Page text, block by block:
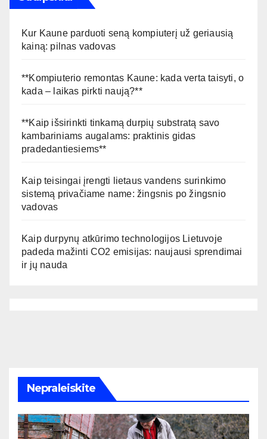
Kur Kaune parduoti seną kompiuterį už geriausią
kainą: pilnas vadovas
**Kompiuterio remontas Kaune: kada verta taisyti, o
kada – laikas pirkti naują?**
**Kaip išsirinkti tinkamą durpių substratą savo
kambariniams augalams: praktinis gidas
pradedantiesiems**
Kaip teisingai įrengti lietaus vandens surinkimo
sistemą privačiame name: žingsnis po žingsnio
vadovas
Kaip durpynų atkūrimo technologijos Lietuvoje
padeda mažinti CO2 emisijas: naujausi sprendimai
ir jų nauda
Nepraleiskite